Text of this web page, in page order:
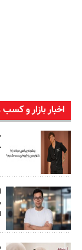
اخبار بازار و کسب